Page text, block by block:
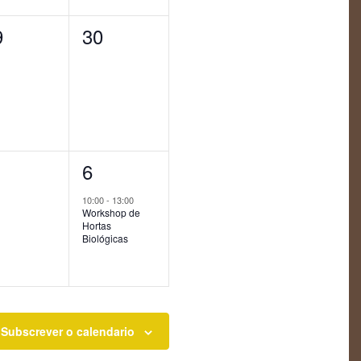
0
30
1
evento,
6
10:00- 13:00
Workshop de
Hortas
Biológicas
Subscrever o calendario